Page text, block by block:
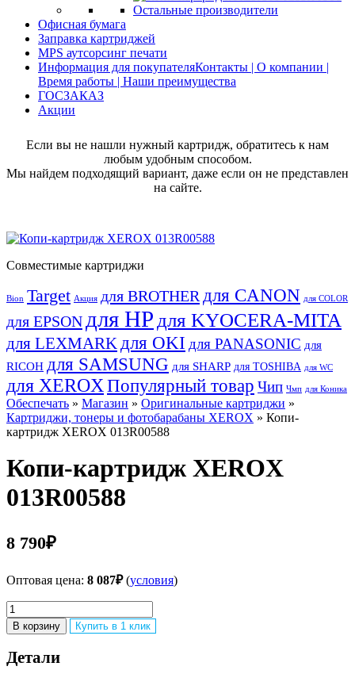
Остальные производители
Офисная бумага
Заправка картриджей
MPS аутсорсинг печати
Информация для покупателяКонтакты | О компании |
Время работы | Наши преимущества
ГОСЗАКАЗ
Акции
Если вы не нашли нужный картридж, обратитесь к нам
любым удобным способом.
Мы найдем подходящий вариант, даже если он не представлен
на сайте.
Совместимые картриджи
Bion Target Акция для BROTHER для CANON для COLOR
для EPSON для HP для KYOCERA-MITA
для LEXMARK для OKI для PANASONIC для
RICOH для SAMSUNG для SHARP для TOSHIBA для WC
для XEROX Популярный товар Чип Чмп для Коника
Обеспечать » Магазин » Оригинальные картриджи »
Картриджи, тонеры и фотобарабаны XEROX » Копи-
картридж XEROX 013R00588
Копи-картридж XEROX
013R00588
8 790₽
Оптовая цена: 8 087₽(условия)
Количество
товара
Копи-
картридж
XEROX
В корзину Купить в 1 клик
Детали